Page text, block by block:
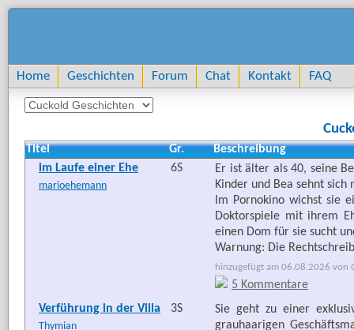
Home Geschichten Forum Chat Kontakt FAQ
Titel Gr.
Beschreibung
im Laufe einer Ehe
marioehemann
6S
Er ist älter als 40, seine
Kinder und Bea sehnt sich
Im Pornokino wichst sie
Doktorspiele mit ihrem
einen Dom für sie sucht
Warnung: Die
hinzugefügt am 06.08.2026 von
5 Kommentare
Verführung in der Villa
Thymian
3S
Sie geht zu einer
grauhaarigen